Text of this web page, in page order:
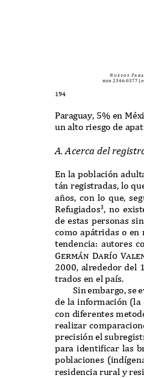
N u e v o s Pa r a
issn 2346-0377
194
Paraguay, 5% en Méx
un alto riesgo de
A. Acerca del regist
En la población
tán registradas, loq
años, con loque,seg
Refugiados3, no ex
de estas personas
como apátridas o en
tendencia: autores
Germán Darío
2000, alrededor del
trados en el país.
Sin embargo,se
de la información (la
con diferentes
realizar
precisión el
para identificar las
poblaciones (indí
residencia rural y